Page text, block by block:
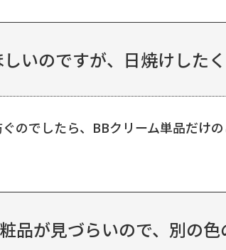
いのですが、日焼けした
のでしたら、BBクリーム単品だけ
品が見づらいので、別の色